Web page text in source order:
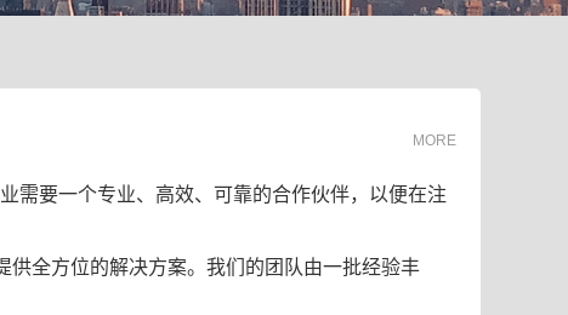
MORE
需要一个专业、高效、可靠的合作伙伴，以便在注
供全方位的解决方案。我们的团队由一批经验丰